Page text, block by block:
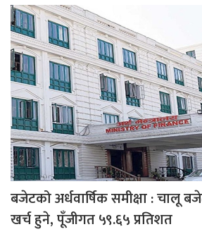
बजेटको अर्धवार्षिक समीक्षा : चालू
खर्च हुने, पूँजीगत ५९.६५ प्रतिशत